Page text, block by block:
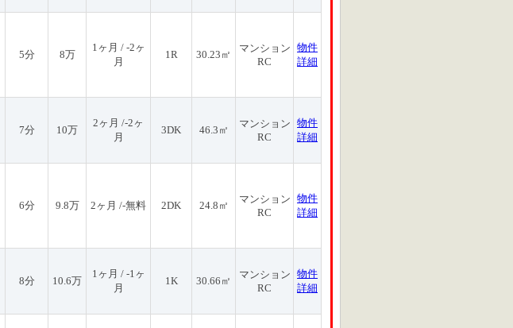
5分 8万
1ヶ月 / -2ヶ
月
1R 30.23㎡
マンション
RC
物件
詳細
7分 10万
2ヶ月 /-2ヶ
月
3DK 46.3㎡
マンション
RC
物件
詳細
6分 9.8万 2ヶ月 /-無料 2DK 24.8㎡
マンション
RC
物件
詳細
8分 10.6万
1ヶ月 / -1ヶ
月
1K 30.66㎡
マンション
RC
物件
詳細